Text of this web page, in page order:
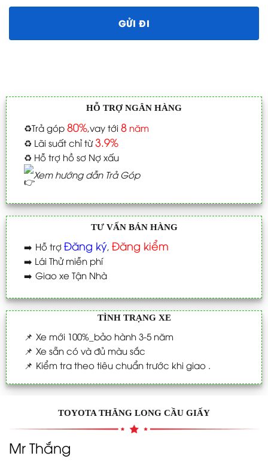
HỖ TRỢ NGÂN HÀNG
♻️Trả góp 80%,vay tới 8năm
♻️ Lãi suất chỉ từ3.9%
♻️ Hỗ trợ hồ sơ Nợ xấu
Xem hướng dẫn Trả Góp
TƯ VẤN BÁN HÀNG
➡️ Hỗ trợ Đăng ký, Đăng kiểm
➡️ Lái Thử miễn phí
➡️ Giao xe Tận Nhà
TÌNH TRẠNG XE
📌 Xe mới 100%_bảo hành 3-5 năm
📌 Xe sẵn có và đủ màu sắc
📌 Kiểm tra theo tiêu chuẩn trước khi giao .
TOYOTA THĂNG LONG CẦU GIẤY
Mr Thắng